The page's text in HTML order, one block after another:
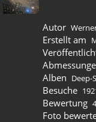
Autor
Erstellt am
Alben Deep-
Besuche
Bewertung
Foto